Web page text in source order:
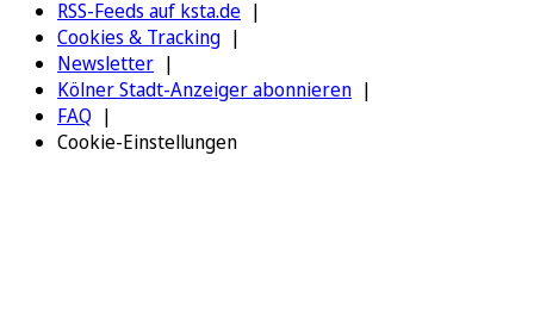
RSS-Feeds auf ksta.de
Cookies & Tracking
Newsletter
Kölner Stadt-Anzeiger abonnieren
FAQ
Cookie-Einstellungen